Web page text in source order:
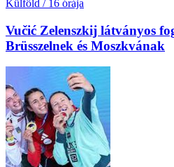
Külföld / 16 órája
Vučić Zelenszkij látványos
Brüsszelnek és Moszkvának